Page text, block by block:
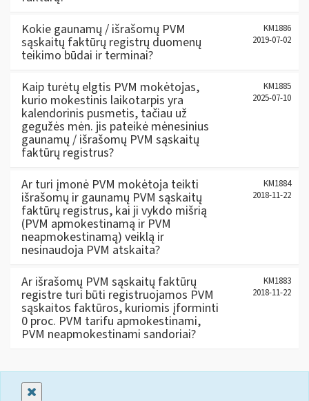
Kokie gaunamų / išrašomų PVM
sąskaitų faktūrų registrų duomenų
teikimo būdai ir terminai?
KM1886
2019-07-02
Kaip turėtų elgtis PVM mokėtojas,
kurio mokestinis laikotarpis yra
kalendorinis pusmetis, tačiau už
gegužės mėn. jis pateikė mėnesinius
gaunamų / išrašomų PVM sąskaitų
faktūrų registrus?
KM1885
2025-07-10
Ar turi įmonė PVM mokėtoja teikti
išrašomų ir gaunamų PVM sąskaitų
faktūrų registrus, kai ji vykdo mišrią
(PVM apmokestinamą ir PVM
neapmokestinamą) veiklą ir
nesinaudoja PVM atskaita?
KM1884
2018-11-22
Ar išrašomų PVM sąskaitų faktūrų
registre turi būti registruojamos PVM
sąskaitos faktūros, kuriomis įforminti
0 proc. PVM tarifu apmokestinami,
PVM neapmokestinami sandoriai?
KM1883
2018-11-22